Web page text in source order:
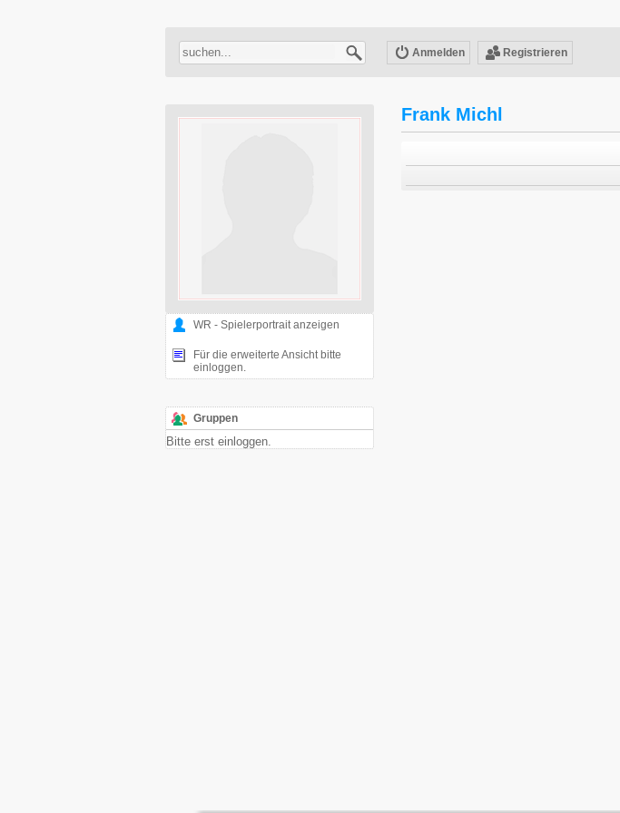
Anmelden Registrieren
WR - Spielerportrait anzeigen
Für die erweiterte Ansicht bitte
einloggen.
Gruppen
Bitte erst einloggen.
Frank Michl